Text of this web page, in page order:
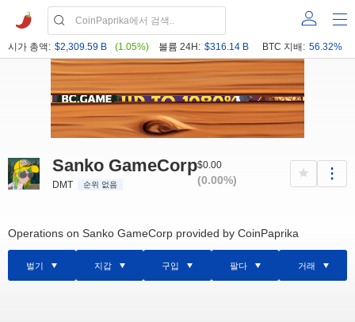
시가 총액: $2,309.59 B (1.05%) 볼륨 24H: $316.14 B BTC 지배: 56.32%
Sanko GameCorp
DMT 순위 없음
$0.00
(0.00%)
Operations on Sanko GameCorp provided by CoinPaprika
벌기 지갑 구입 팔다 거래